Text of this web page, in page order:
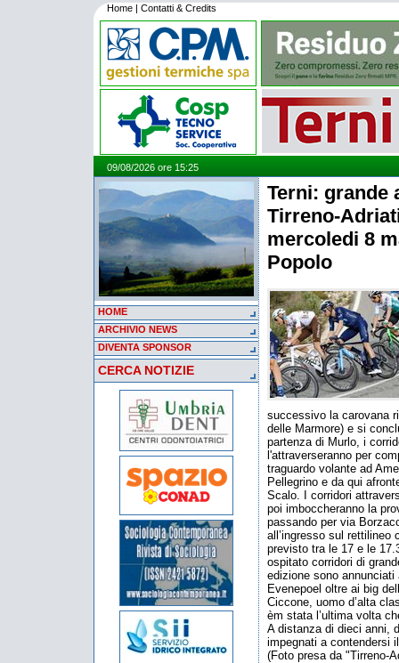
Home | Contatti & Credits
09/08/2026 ore 15:25
HOME
ARCHIVIO NEWS
DIVENTA SPONSOR
CERCA NOTIZIE
Terni: grande
Tirreno-
mercoledi 8
Popolo
successivo la carovana
delle Marmore) e si
partenza di Murlo, i
l'attraverseranno per
traguardo volante ad
Pellegrino e da qui
Scalo. I corridori
poi imboccheranno la
passando per via
all’ingresso sul rettilineo
previsto tra le 17 e le
ospitato corridori di
edizione sono
Evenepoel oltre ai big
Ciccone, uomo d’alta
èm stata l’ultima volta
A distanza di dieci anni,
impegnati a contendersi
(Foto presa da "Tirreno-